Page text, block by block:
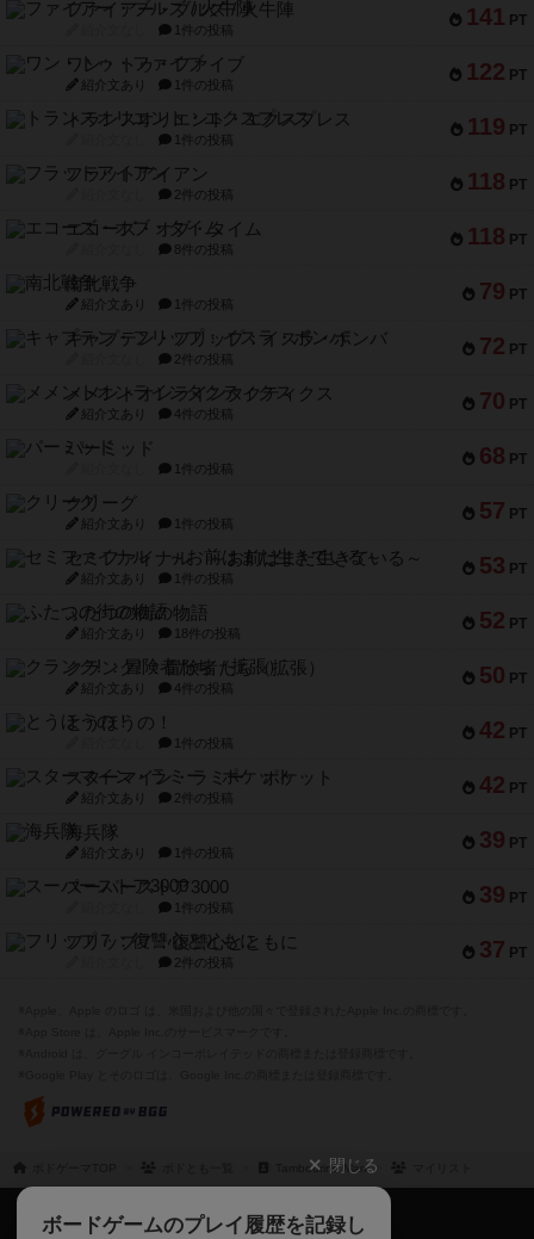
141 PT
ファイアー・ブルズ / 火牛陣
1件の投稿
122 PT
ワン・トゥ・ファイブ
紹介文あり 1件の投稿
119 PT
トランスオリエント・エクスプレス
1件の投稿
118 PT
フラットアイアン
2件の投稿
118 PT
エコーズ・オブ・タイム
8件の投稿
79 PT
南北戦争
紹介文あり 1件の投稿
72 PT
キャプテン・フリップ：イスラ・ボンバ
2件の投稿
70 PT
メメントオンラインタクティクス
紹介文あり 4件の投稿
68 PT
パーミッド
1件の投稿
57 PT
クリーグ
紹介文あり 1件の投稿
53 PT
セミファイナル ～お前はまだ生きている～
紹介文あり 1件の投稿
52 PT
ふたつの街の物語
紹介文あり 18件の投稿
50 PT
クランク! ：冒険者たち（拡張）
紹介文あり 4件の投稿
42 PT
とうほうの！
1件の投稿
42 PT
スターマイン・ラミー ポケット
紹介文あり 2件の投稿
39 PT
海兵隊
紹介文あり 1件の投稿
39 PT
スーパーストア3000
1件の投稿
37 PT
フリップ７：復讐心とともに
2件の投稿
Tambourine Man
閉じる
ボードゲームのプレイ履歴を記録し
ボドゲーマTOP